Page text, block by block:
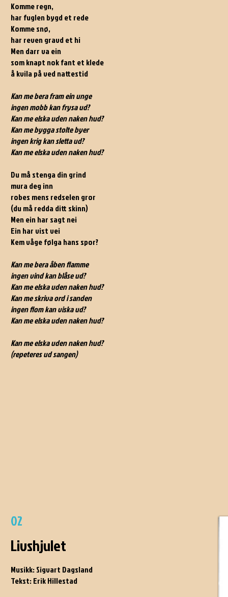
Komme regn,
har fuglen bygd et rede
Komme snø,
har reven gravd et hi
Men darr va ein
som knapt nok fant et klede
å kvila på ved nattestid
Kan me bera fram ein unge
ingen mobb kan frysa ud?
Kan me elska uden naken hud?
Kan me bygga stolte byer
ingen krig kan sletta ud?
Kan me elska uden naken hud?
Du må stenga din grind
mura deg inn
robes mens redselen gror
(du må redda ditt skinn)
Men ein har sagt nei
Ein har vist vei
Kem våge følga hans spor?
Kan me bera åben flamme
ingen vind kan blåse ud?
Kan me elska uden naken hud?
Kan me skriva ord i sanden
ingen flom kan viska ud?
Kan me elska uden naken hud?
Kan me elska uden naken hud?
(repeteres ud sangen)
02
Livshjulet
Musikk: Sigvart Dagsland
Tekst: Erik Hillestad